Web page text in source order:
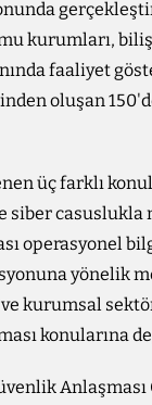
kurumları,
faaliyet
oluşan
üç farklı
siber casuslukla
operasyonel
yönelik
kurumsal
konularına
Anlaşması